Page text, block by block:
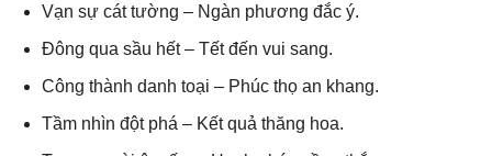
Vạn sự cát tường – Ngàn phương đắc ý.
Đông qua sầu hết – Tết đến vui sang.
Công thành danh toại – Phúc thọ an khang.
Tầm nhìn đột phá – Kết quả thăng hoa.